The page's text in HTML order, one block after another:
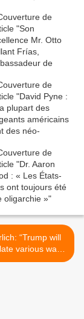
“Trump will
various wars”
>